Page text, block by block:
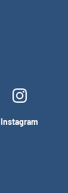
Instagram